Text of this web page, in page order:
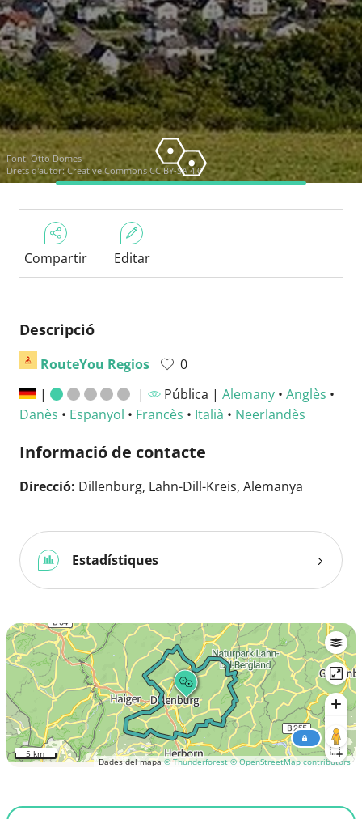
Font: Otto Domes
Drets d'autor:Creative Commons CC BY-SA 4.0
Compartir Editar
Descripció
RouteYou Regios
0
|
| Pública | Alemany• Anglès •
Danès • Espanyol • Francès • Italià • Neerlandès
Informació de contacte
Direcció: Dillenburg, Lahn-Dill-Kreis, Alemanya
Estadístiques
Dades del mapa© Thunderforest © OpenStreetMap contributors
5 km